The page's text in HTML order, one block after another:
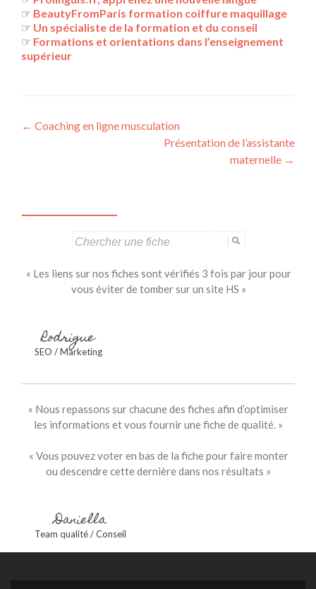
☞ BeautyFromParis formation coiffure maquillage
☞ Un spécialiste de la formation et du conseil
☞ Formations et orientations dans l’enseignement
supérieur
Navigation
← Coaching en ligne musculation
Présentation de l’assistante
maternelle →
« Les liens sur nos fiches sont vérifiés 3 fois par jour pour
vous éviter de tomber sur un site HS »
Rodrigue
SEO / Marketing
« Nous repassons sur chacune des fiches afin d’optimiser
les informations et vous fournir une fiche de qualité. »
« Vous pouvez voter en bas de la fiche pour faire monter
ou descendre cette dernière dans nos résultats »
Daniella
Team qualité / Conseil